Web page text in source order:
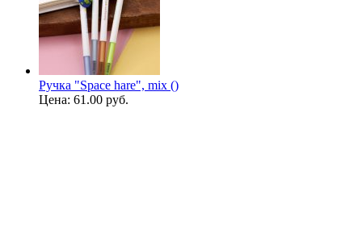
Ручка "Space hare", mix ()
Цена: 61.00 руб.